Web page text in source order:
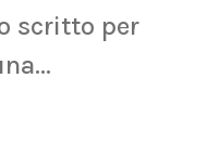
scritto per